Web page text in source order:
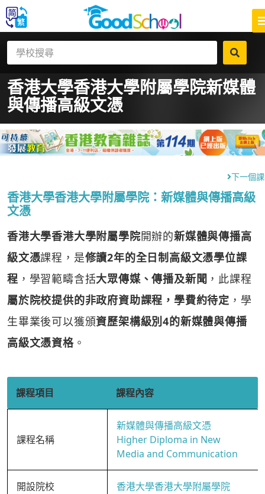
香港大學香港大學附屬學院新媒體
與傳播高級文憑
下一個
香港大學香港大學附屬學院：新媒體與傳播高級
文憑
香港大學香港大學附屬學院開辦的新媒體與傳播高
級文憑課程，是修讀2年的全日制高級文憑學位課
程 ，學習範疇含括大眾傳媒、傳播及新聞 ，此課程
屬於院校提供的非政府資助課程，學費約待定 ，學
生畢業後可以獲頒資歷架構級別4的新媒體與傳播
高級文憑資格。
課程項目 課程內容
課程名稱
新媒體與傳播高級文憑
Higher Diploma in New
Media and Communication
開設院校 香港大學香港大學附屬學院